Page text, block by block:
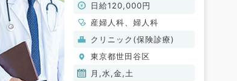
興味のある先生オススメで
す～（産婦人科／非常勤）
日給120,000円
産婦人科、婦人科
クリニック(保険診療)
東京都世田谷区
月,水,金,土